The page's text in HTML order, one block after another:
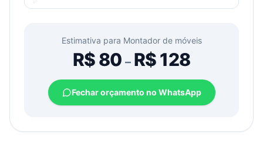
Estimativa para Montador de móveis
R$80 –R$128
Fechar orçamento no WhatsApp